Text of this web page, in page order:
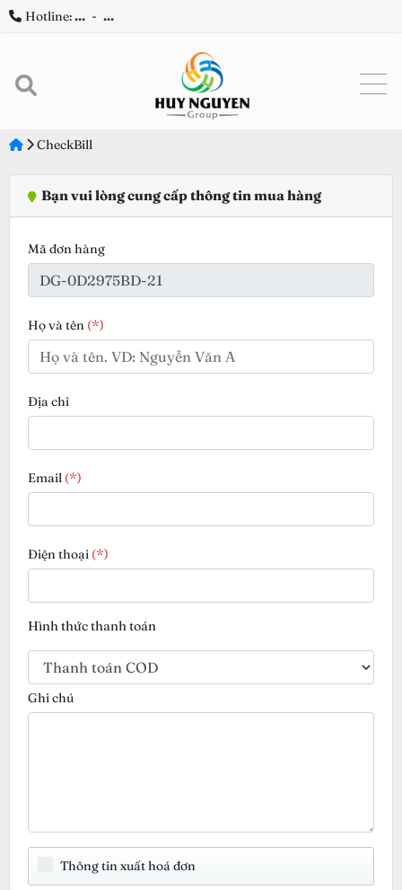
Hotline:... - ...
CheckBill
Bạn vui lòng cung cấp thông tin mua hàng
Mã đơn hàng
Họ và tên (*)
Địa chỉ
Email (*)
Điện thoại (*)
Hình thức thanh toán
Ghi chú
Thông tin xuất hoá đơn